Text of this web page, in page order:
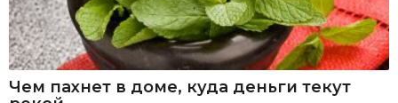
Чем пахнет в доме, куда деньги текут